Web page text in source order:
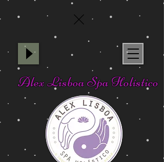
Alex Lisboa Spa Holístico